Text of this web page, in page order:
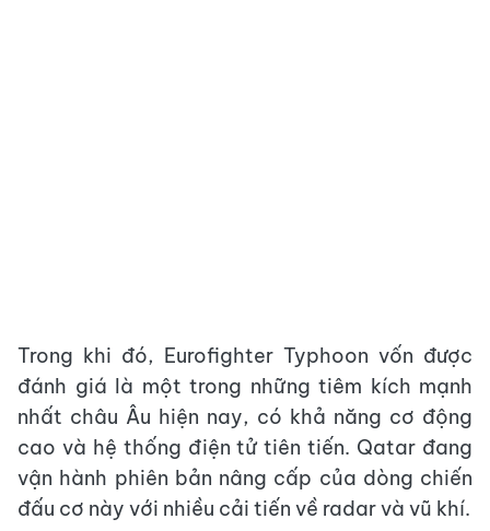
Trong khi đó, Eurofighter Typhoon vốn được
đánh giá là một trong những tiêm kích mạnh
nhất châu Âu hiện nay, có khả năng cơ động
cao và hệ thống điện tử tiên tiến. Qatar đang
vận hành phiên bản nâng cấp của dòng chiến
đấu cơ này với nhiều cải tiến về radar và vũ khí.